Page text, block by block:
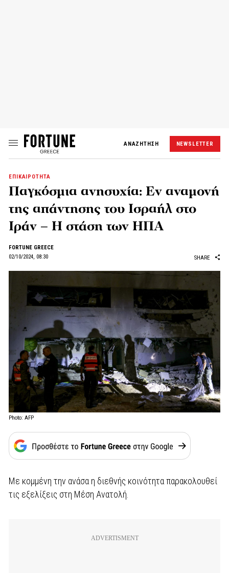
ΑΝΑΖΗΤΗΣΗ NEWSLETTER
ΕΠΙΚΑΙΡΟΤΗΤΑ
Παγκόσμια ανησυχία: Εν αναμονή
της απάντησης του Ισραήλ στο
Ιράν – Η στάση των ΗΠΑ
FORTUNE GREECE
02/10/2024, 08:30
SHARE
Photo: AFP
Με κομμένη την ανάσα η διεθνής κοινότητα παρακολουθεί
τις εξελίξεις στη Μέση Ανατολή.